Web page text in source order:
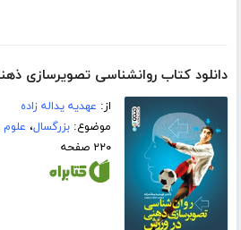
دانلود کتاب روانشناسی تصویرسازی
از: عهدیه یداله زاده
موضوع:بزرگسال،
۲۲۰ صفحه